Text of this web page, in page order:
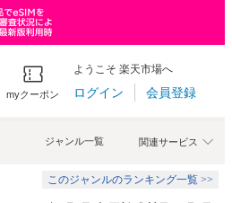
myクーポン
ようこそ 楽天市場へ
ログイン 会員登録
関連サービス
ジャンル一覧
このジャンルのランキング一覧 >>